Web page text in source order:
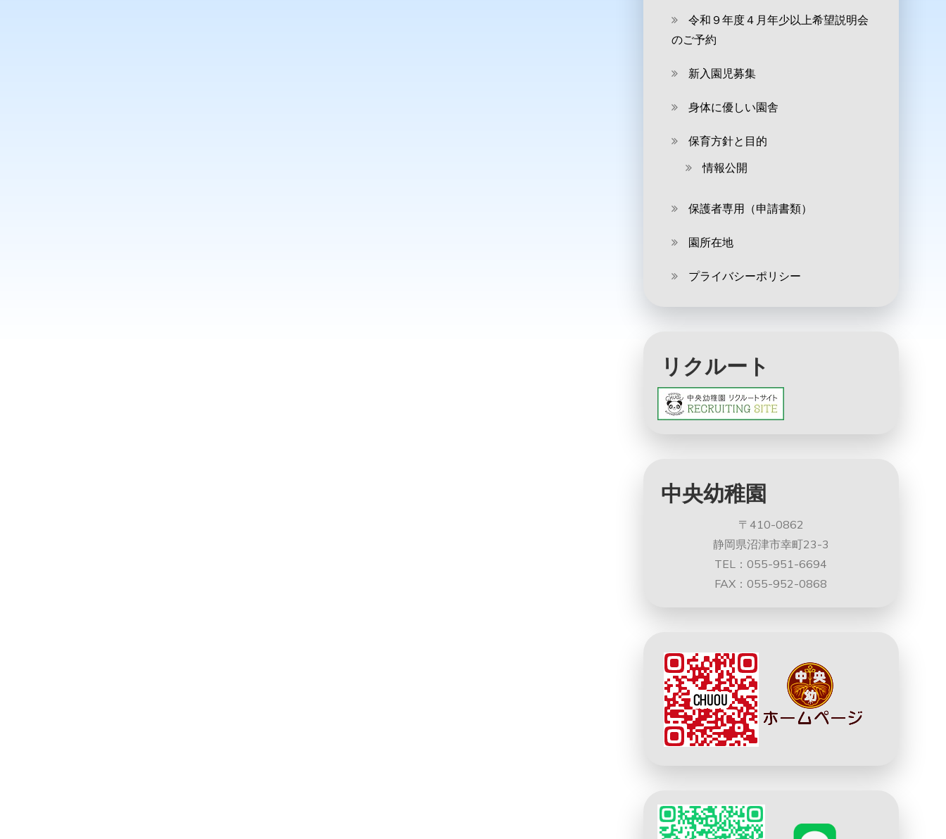
令和９年度４月年少以上希望説明会
のご予約
新入園児募集
身体に優しい園舎
保育方針と目的
情報公開
保護者専用（申請書類）
園所在地
プライバシーポリシー
リクルート
中央幼稚園
〒410-0862
静岡県沼津市幸町23-3
TEL：055-951-6694
FAX：055-952-0868